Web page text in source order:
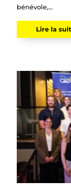
bénévole,...
Lire la